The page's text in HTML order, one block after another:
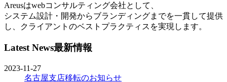
Areusはwebコンサルティング会社として、
システム設計・開発からブランディングまでを一貫して提供
し、クライアントのベストプラクティスを実現します。
Latest News最新情報
2023-11-27
名古屋支店移転のお知らせ